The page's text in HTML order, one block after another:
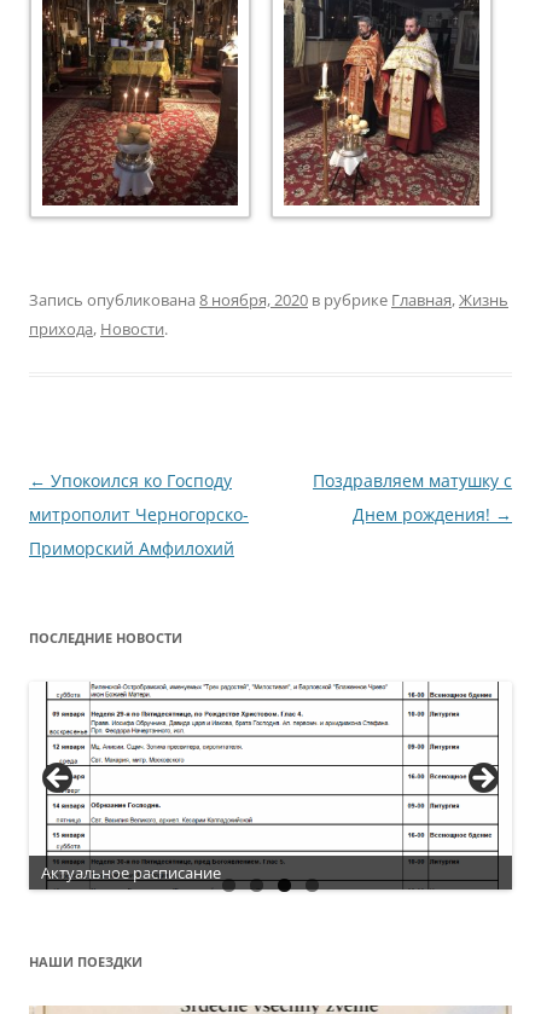
Запись опубликована 8 ноября, 2020 в рубрике Главная,Жизнь
прихода, Новости.
Навигация
по
записям
← Упокоился ко Господу
митрополит Черногорско-
Приморский Амфилохий
Поздравляем матушку с
Днем рождения! →
ПОСЛЕДНИЕ НОВОСТИ
Актуальное расписание
НАШИ ПОЕЗДКИ